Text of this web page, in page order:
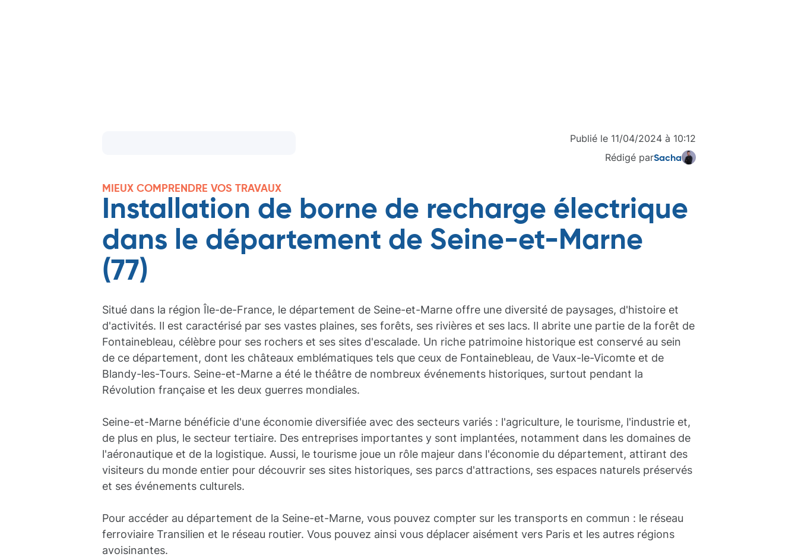
Publié le 11/04/2024 à 10:12
Rédigé parSacha
MIEUX COMPRENDRE VOS TRAVAUX
Installation de borne de recharge électrique
dans le département de Seine-et-Marne
(77)
Situé dans la région Île-de-France, le département de Seine-et-Marne offre une diversité de paysages, d'histoire et
d'activités. Il est caractérisé par ses vastes plaines, ses forêts, ses rivières et ses lacs. Il abrite une partie de la forêt de
Fontainebleau, célèbre pour ses rochers et ses sites d'escalade. Un riche patrimoine historique est conservé au sein
de ce département, dont les châteaux emblématiques tels que ceux de Fontainebleau, de Vaux-le-Vicomte et de
Blandy-les-Tours. Seine-et-Marne a été le théâtre de nombreux événements historiques, surtout pendant la
Révolution française et les deux guerres mondiales.
Seine-et-Marne bénéficie d'une économie diversifiée avec des secteurs variés : l'agriculture, le tourisme, l'industrie et,
de plus en plus, le secteur tertiaire. Des entreprises importantes y sont implantées, notamment dans les domaines de
l'aéronautique et de la logistique. Aussi, le tourisme joue un rôle majeur dans l'économie du département, attirant des
visiteurs du monde entier pour découvrir ses sites historiques, ses parcs d'attractions, ses espaces naturels préservés
et ses événements culturels.
Pour accéder au département de la Seine-et-Marne, vous pouvez compter sur les transports en commun : le réseau
ferroviaire Transilien et le réseau routier. Vous pouvez ainsi vous déplacer aisément vers Paris et les autres régions
avoisinantes.